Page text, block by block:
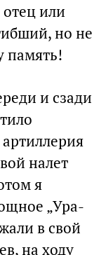
или
но не
память!
и сзади
налет
я
„Ура-
в свой
на ходу